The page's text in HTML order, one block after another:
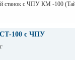
станок с ЧПУ КМ -100
100 с ЧПУ